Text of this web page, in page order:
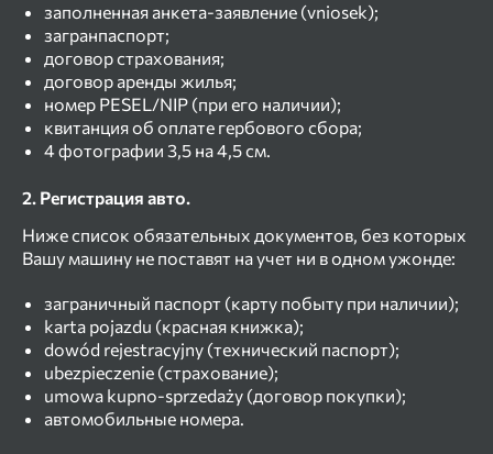
заполненная анкета-заявление (vniosek);
загранпаспорт;
договор страхования;
договор аренды жилья;
номер PESEL/NIP (при его наличии);
квитанция об оплате гербового сбора;
4 фотографии 3,5 на 4,5 см.
2. Регистрация авто.
Ниже список обязательных документов, без которых
Вашу машину не поставят на учет ни в одном ужонде:
заграничный паспорт (карту побыту при наличии);
karta pojazdu (красная книжка);
dowód rejestracyjny (технический паспорт);
ubezpieczenie (страхование);
umowa kupno-sprzedaży (договор покупки);
автомобильные номера.